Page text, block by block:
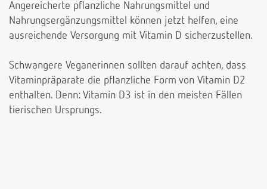
Angereicherte pflanzliche Nahrungsmittel und
Nahrungsergänzungsmittel können jetzt helfen, eine
ausreichende Versorgung mit Vitamin D sicherzustellen.
Schwangere Veganerinnen sollten darauf achten, dass
Vitaminpräparate die pflanzliche Form von Vitamin D2
enthalten. Denn: Vitamin D3 ist in den meisten Fällen
tierischen Ursprungs.